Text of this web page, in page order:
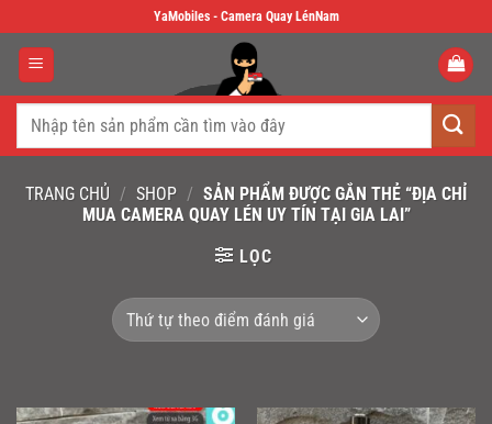
to
content
YaMobiles - Camera Quay LénNam
Tìm
TRANG CHỦ / SHOP / SẢN PHẨM ĐƯỢC GẮN THẺ “ĐỊA CHỈ
MUA CAMERA QUAY LÉN UY TÍN TẠI GIA LAI”
LỌC